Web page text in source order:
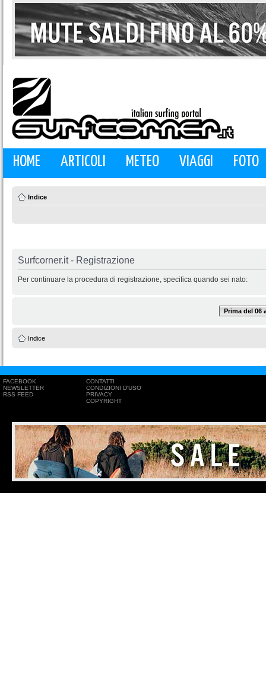
HOME ARTICOLI METEO VIAGGI FOTO
Indice
Surfcorner.it - Registrazione
Per continuare la procedura di registrazione, specifica quando sei nato:
Prima del 06
Indice
FACEBOOK
NEWSLETTER
RSS FEED
CONTATTI
CONDIZIONI D'USO
PRIVACY
COPYRIGHT